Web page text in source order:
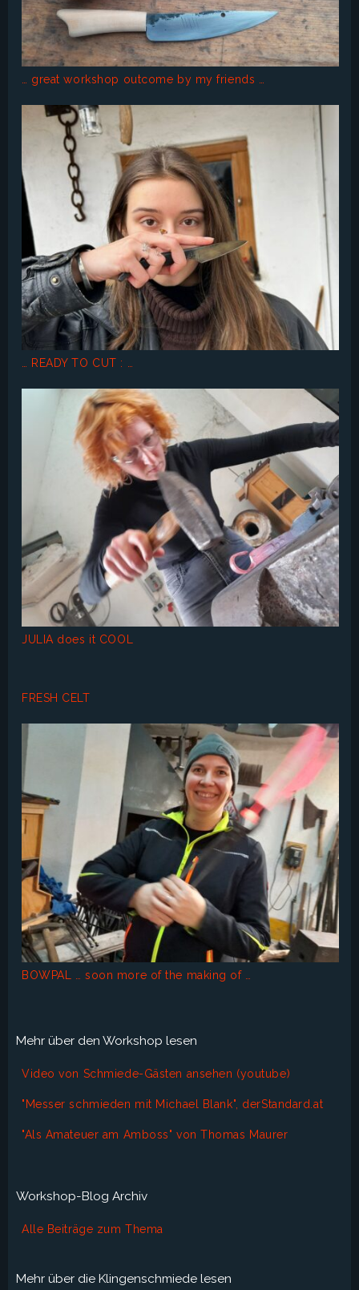
… great workshop outcome by my friends …
… READY TO CUT : …
JULIA does it COOL
FRESH CELT
BOWPAL … soon more of the making of …
Mehr über den Workshop lesen
Video von Schmiede-Gästen ansehen (youtube)
"Messer schmieden mit Michael Blank", derStandard.at
"Als Amateuer am Amboss" von Thomas Maurer
Workshop-Blog Archiv
Alle Beiträge zum Thema
Mehr über die Klingenschmiede lesen